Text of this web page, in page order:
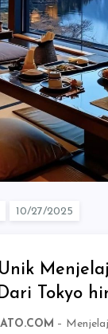
Tokyo
–